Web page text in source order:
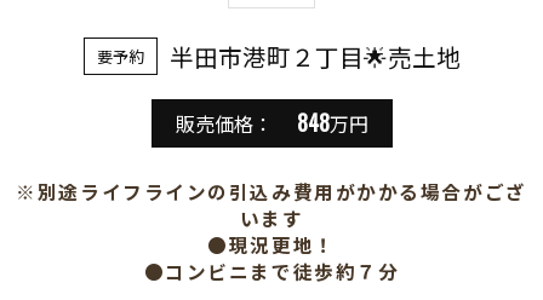
要予約 半田市港町２丁目🌟売土地
販売価格： 848万円
※別途ライフラインの引込み費用がかかる場合がござ
います
●現況更地！
●コンビニまで徒歩約７分